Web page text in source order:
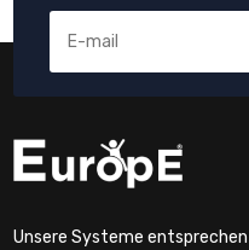
Unsere Systeme